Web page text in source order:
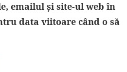
emailul și site-ul web în
data viitoare când o să